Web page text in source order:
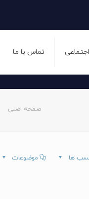
تماس با ما
صفحه اصلی
موضوعات ها